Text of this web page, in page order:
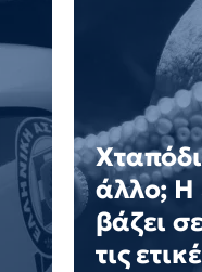
άλλο; Η
βάζει
τις